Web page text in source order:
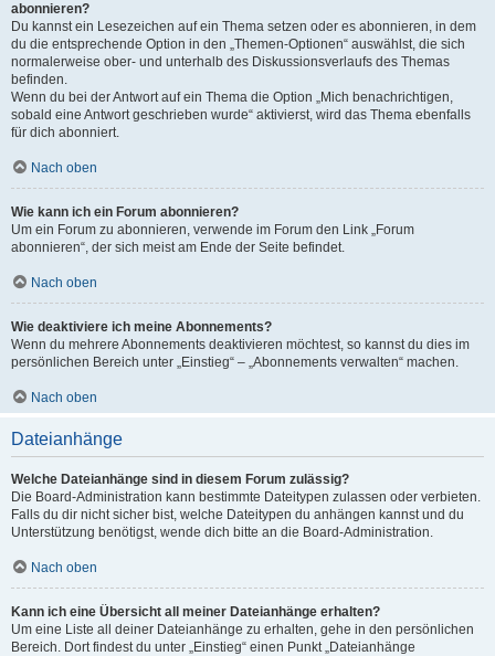
abonnieren?
Du kannst ein Lesezeichen auf ein Thema setzen oder es abonnieren, in dem
du die entsprechende Option in den „Themen-Optionen“ auswählst, die sich
normalerweise ober- und unterhalb des Diskussionsverlaufs des Themas
befinden.
Wenn du bei der Antwort auf ein Thema die Option „Mich benachrichtigen,
sobald eine Antwort geschrieben wurde“ aktivierst, wird das Thema ebenfalls
für dich abonniert.
Nach oben
Wie kann ich ein Forum abonnieren?
Um ein Forum zu abonnieren, verwende im Forum den Link „Forum
abonnieren“, der sich meist am Ende der Seite befindet.
Nach oben
Wie deaktiviere ich meine Abonnements?
Wenn du mehrere Abonnements deaktivieren möchtest, so kannst du dies im
persönlichen Bereich unter „Einstieg“ – „Abonnements verwalten“ machen.
Nach oben
Dateianhänge
Welche Dateianhänge sind in diesem Forum zulässig?
Die Board-Administration kann bestimmte Dateitypen zulassen oder verbieten.
Falls du dir nicht sicher bist, welche Dateitypen du anhängen kannst und du
Unterstützung benötigst, wende dich bitte an die Board-Administration.
Nach oben
Kann ich eine Übersicht all meiner Dateianhänge erhalten?
Um eine Liste all deiner Dateianhänge zu erhalten, gehe in den persönlichen
Bereich. Dort findest du unter „Einstieg“ einen Punkt „Dateianhänge